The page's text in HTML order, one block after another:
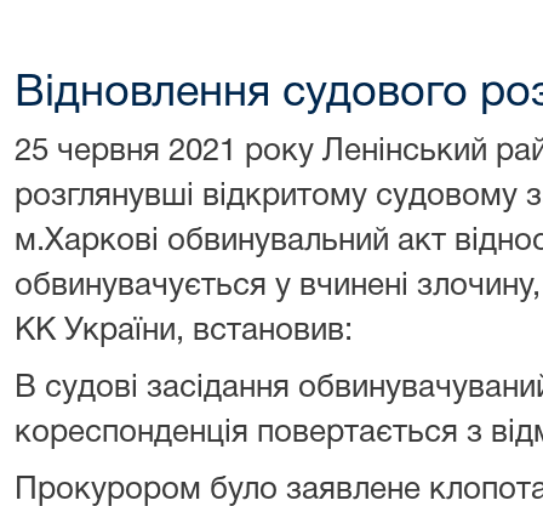
Відновлення судового
25 червня 2021 року Ленінський
розглянувші відкритому судовому
м.Харкові обвинувальний акт
обвинувачується у вчинені
КК України, встановив:
В судові засідання
кореспонденція повертається з
Прокурором було заявлене